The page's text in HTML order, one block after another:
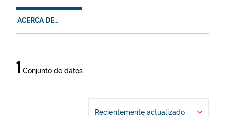
ACERCA DE...
Datos
y
1 Conjunto de datos
Recientemente actualizado